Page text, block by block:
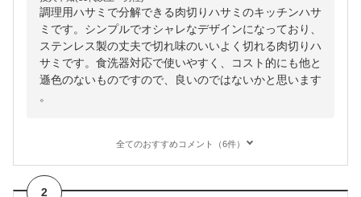
調理用ハサミで分解できる肉切りハサミのキッチンハサ
ミです。シンプルでオシャレなデザインになっており、
ステンレス製の丈夫で切れ味のいいよく切れる肉切りハ
サミです。食洗器対応で使いやすく、コスト的にも他と
遜色のないものですので、良いのではないかと思います
。
全てのおすすめコメント（6件）
2